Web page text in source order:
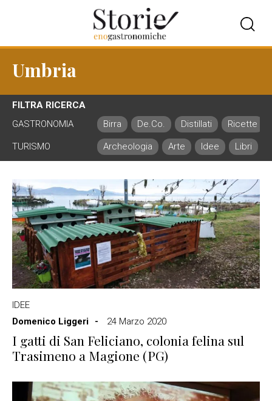
Umbria
FILTRA RICERCA
GASTRONOMIA
Birra De.Co. Distillati Ricette
TURISMO Archeologia Arte Idee Libri
IDEE
Domenico Liggeri
24 Marzo 2020
I gatti di San Feliciano, colonia felina sul
Trasimeno a Magione (PG)